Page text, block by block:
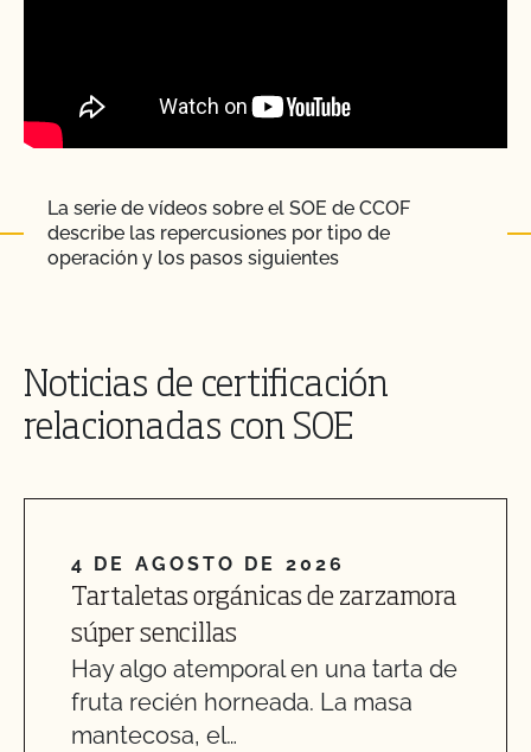
La serie de vídeos sobre el SOE de CCOF
describe las repercusiones por tipo de
operación y los pasos siguientes
Noticias de certificación
relacionadas con SOE
4 DE AGOSTO DE 2026
Tartaletas orgánicas de zarzamora
súper sencillas
Hay algo atemporal en una tarta de
fruta recién horneada. La masa
mantecosa, el…